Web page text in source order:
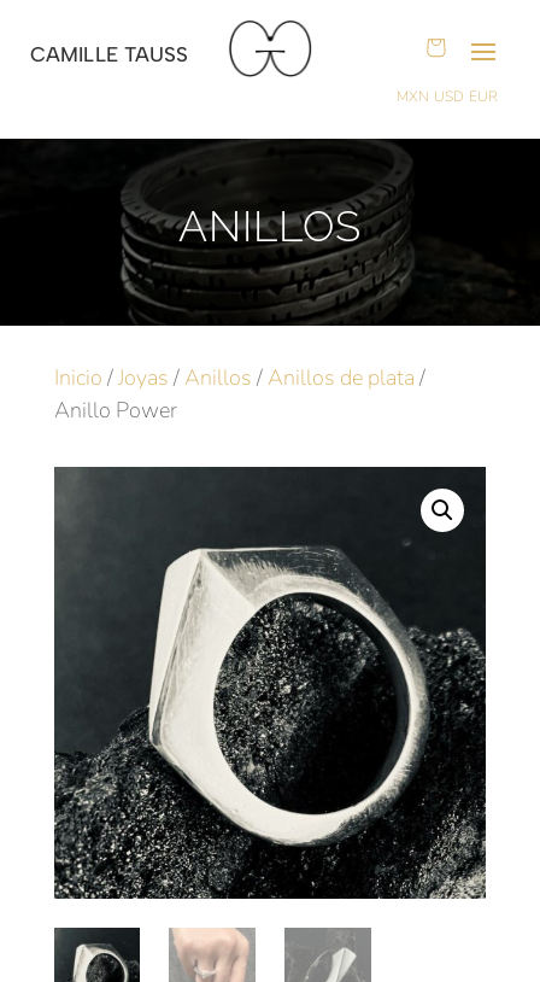
CAMILLE TAUSS
MXN USD EUR
ANILLOS
Inicio/Joyas/ Anillos/ Anillos de plata/
Anillo Power